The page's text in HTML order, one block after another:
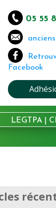
05 55
Facebook
LEGTPA|